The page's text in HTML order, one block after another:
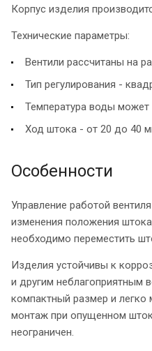
Корпус изделия
Технические параметры:
Вентили рассчитаны на
Тип регулирования -
Температура воды
Ход штока - от 20 до 40
Особенности
Управление работой
изменения положения
необходимо переместить
Изделия устойчивы к
и другим неблагоприятным
компактный размер и легко
монтаж при опущенном
неограничен.